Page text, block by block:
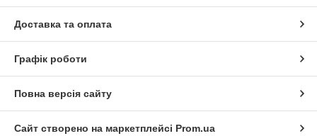
Доставка та оплата
Графік роботи
Повна версія сайту
Сайт створено на маркетплейсі Prom.ua